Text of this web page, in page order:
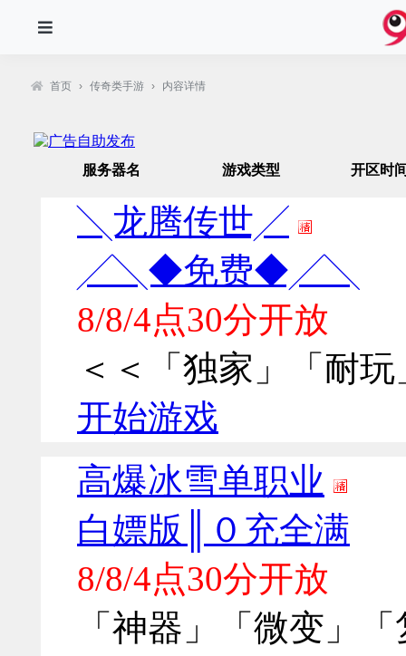
首页 › 传奇类手游 › 内容详情